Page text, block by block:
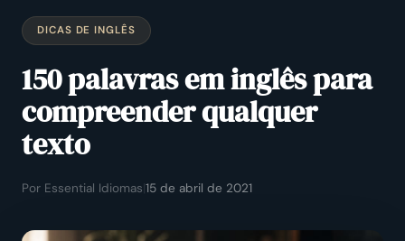
DICAS DE INGLÊS
150 palavras em inglês para
compreender qualquer
texto
Por Essential Idiomas|15 de abril de 2021